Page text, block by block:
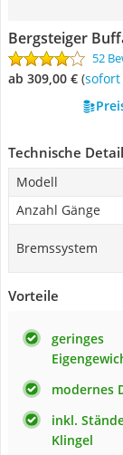
Bergsteiger
52
ab 309,00 € (
Technische
Modell
Anzahl Gänge
Bremssystem
Vorteile
geringes
modernes
inkl.
Klingel